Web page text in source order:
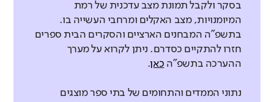
בסקר ולקבל תמונת מצב עדכנית של רמת
המיומנויות, מצב האקלים ומרחבי העשייה בו.
בתשפ"ה המבחנים הארציים והסקרים הבית ספרים
חזרו להתקיים כסדרם. ניתן לקרוא על מערך
ההערכה בתשפ"ה כאן.
נתוני הממדים והתחומים של בתי ספר מוצגים